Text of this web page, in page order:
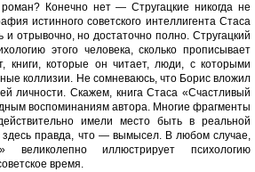
Конечно нет — Стругацкие никогда не
истинного советского интеллигента Стаса
и отрывочно, но достаточно полно. Стругацкий
этого человека, сколько прописывает
книги, которые он читает, люди, с которыми
коллизии. Не сомневаюсь, что Борис вложил
личности. Скажем, книга Стаса «Счастливый
воспоминаниям автора. Многие фрагменты
имели место быть в реальной
здесь правда, что — вымысел. В любом случае,
великолепно иллюстрирует психологию
время.